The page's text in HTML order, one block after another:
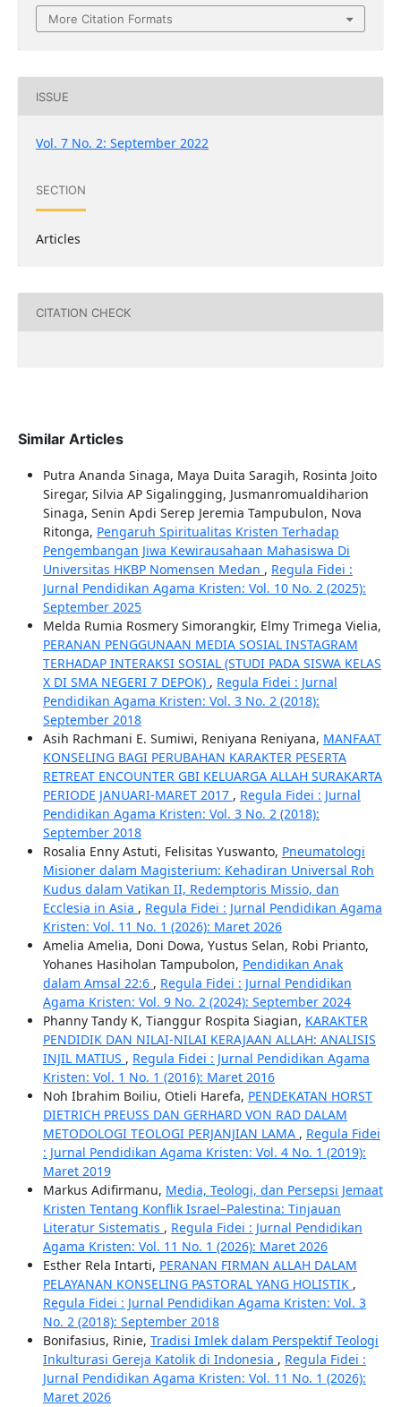
More Citation Formats
ISSUE
Vol. 7 No. 2: September 2022
SECTION
Articles
CITATION CHECK
Similar Articles
Putra Ananda Sinaga, Maya Duita Saragih, Rosinta Joito
Siregar, Silvia AP Sigalingging, Jusmanromualdiharion
Sinaga, Senin Apdi Serep Jeremia Tampubulon, Nova
Ritonga, Pengaruh Spiritualitas Kristen Terhadap
Pengembangan Jiwa Kewirausahaan Mahasiswa Di
Universitas HKBP Nomensen Medan , Regula Fidei :
Jurnal Pendidikan Agama Kristen: Vol. 10 No. 2 (2025):
September 2025
Melda Rumia Rosmery Simorangkir, Elmy Trimega Vielia,
PERANAN PENGGUNAAN MEDIA SOSIAL INSTAGRAM
TERHADAP INTERAKSI SOSIAL (STUDI PADA SISWA KELAS
X DI SMA NEGERI 7 DEPOK) , Regula Fidei : Jurnal
Pendidikan Agama Kristen: Vol. 3 No. 2 (2018):
September 2018
Asih Rachmani E. Sumiwi, Reniyana Reniyana, MANFAAT
KONSELING BAGI PERUBAHAN KARAKTER PESERTA
RETREAT ENCOUNTER GBI KELUARGA ALLAH SURAKARTA
PERIODE JANUARI-MARET 2017 , Regula Fidei : Jurnal
Pendidikan Agama Kristen: Vol. 3 No. 2 (2018):
September 2018
Rosalia Enny Astuti, Felisitas Yuswanto, Pneumatologi
Misioner dalam Magisterium: Kehadiran Universal Roh
Kudus dalam Vatikan II, Redemptoris Missio, dan
Ecclesia in Asia , Regula Fidei : Jurnal Pendidikan Agama
Kristen: Vol. 11 No. 1 (2026): Maret 2026
Amelia Amelia, Doni Dowa, Yustus Selan, Robi Prianto,
Yohanes Hasiholan Tampubolon, Pendidikan Anak
dalam Amsal 22:6 , Regula Fidei : Jurnal Pendidikan
Agama Kristen: Vol. 9 No. 2 (2024): September 2024
Phanny Tandy K, Tianggur Rospita Siagian, KARAKTER
PENDIDIK DAN NILAI-NILAI KERAJAAN ALLAH: ANALISIS
INJIL MATIUS , Regula Fidei : Jurnal Pendidikan Agama
Kristen: Vol. 1 No. 1 (2016): Maret 2016
Noh Ibrahim Boiliu, Otieli Harefa, PENDEKATAN HORST
DIETRICH PREUSS DAN GERHARD VON RAD DALAM
METODOLOGI TEOLOGI PERJANJIAN LAMA , Regula Fidei
: Jurnal Pendidikan Agama Kristen: Vol. 4 No. 1 (2019):
Maret 2019
Markus Adifirmanu, Media, Teologi, dan Persepsi Jemaat
Kristen Tentang Konflik Israel–Palestina: Tinjauan
Literatur Sistematis , Regula Fidei : Jurnal Pendidikan
Agama Kristen: Vol. 11 No. 1 (2026): Maret 2026
Esther Rela Intarti, PERANAN FIRMAN ALLAH DALAM
PELAYANAN KONSELING PASTORAL YANG HOLISTIK ,
Regula Fidei : Jurnal Pendidikan Agama Kristen: Vol. 3
No. 2 (2018): September 2018
Bonifasius, Rinie, Tradisi Imlek dalam Perspektif Teologi
Inkulturasi Gereja Katolik di Indonesia , Regula Fidei :
Jurnal Pendidikan Agama Kristen: Vol. 11 No. 1 (2026):
Maret 2026